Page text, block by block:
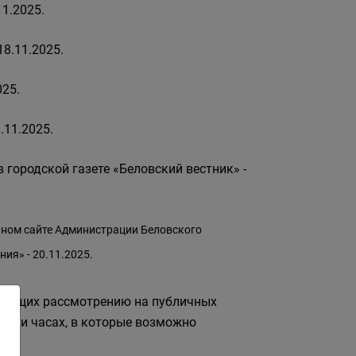
газете «Беловский вестник» -
сайте Администрации Беловского
- 20.11.2025.
рассмотрению на публичных
и часах, в которые возможно